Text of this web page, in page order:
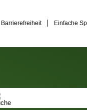
Barrierefreiheit Einfache